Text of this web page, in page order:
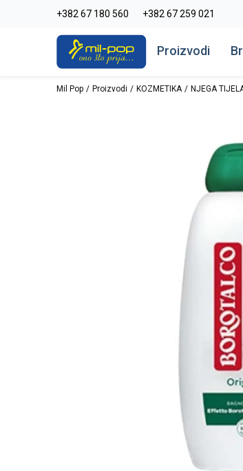
+382 67 180 560 +382 67 259 021
La Plage peškiri do -30% Pogledaj više
Proizvodi
Mil Pop Proizvodi KOZMETIKA NJEGA